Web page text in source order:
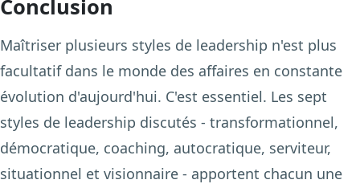
Conclusion
Maîtriser plusieurs styles de leadership n'est plus
facultatif dans le monde des affaires en constante
évolution d'aujourd'hui. C'est essentiel. Les sept
styles de leadership discutés - transformationnel,
démocratique, coaching, autocratique, serviteur,
situationnel et visionnaire - apportent chacun une